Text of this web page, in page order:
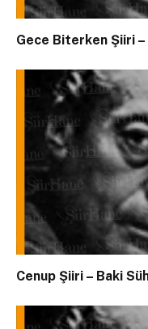
Gece Biterken Şiiri
Cenup Şiiri – Baki